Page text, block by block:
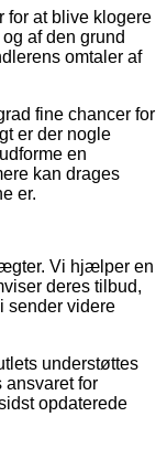
for at blive klogere
af den grund
omtaler af
fine chancer for
er der nogle
en
kan drages
er.
Vi hjælper en
deres tilbud,
sender videre
understøttes
for
opdaterede